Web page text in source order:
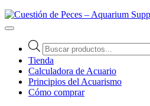
Tienda
Calculadora de Acuario
Principios del Acuarismo
Cómo comprar